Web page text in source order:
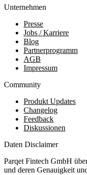
Unternehmen
Presse
Jobs / Karriere
Blog
Partnerprogramm
AGB
Impressum
Community
Produkt Updates
Changelog
Feedback
Diskussionen
Daten Disclaimer
Parqet Fintech GmbH
und deren Genauigkeit